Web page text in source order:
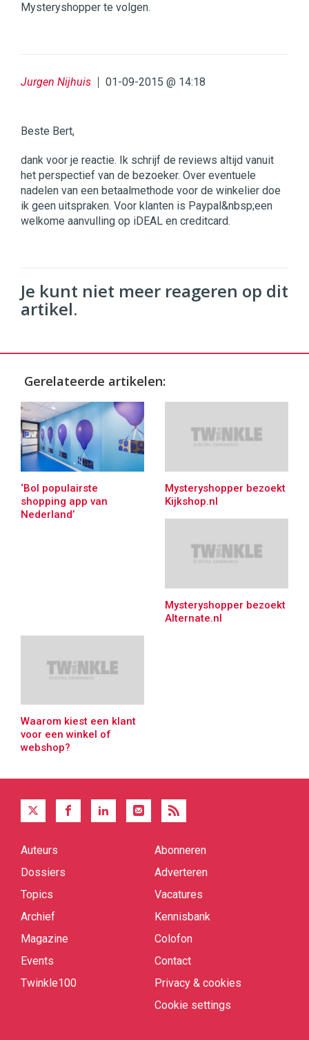
Mysteryshopper te volgen.
Jurgen Nijhuis 01-09-2015 @ 14:18
Beste Bert,
dank voor je reactie. Ik schrijf de reviews altijd vanuit
het perspectief van de bezoeker. Over eventuele
nadelen van een betaalmethode voor de winkelier doe
ik geen uitspraken. Voor klanten is Paypal&nbsp;een
welkome aanvulling op iDEAL en creditcard.
Je kunt niet meer reageren op dit
artikel.
Gerelateerde artikelen:
‘Bol populairste
shopping app van
Nederland’
Mysteryshopper bezoekt
Kijkshop.nl
Mysteryshopper bezoekt
Alternate.nl
Waarom kiest een klant
voor een winkel of
webshop?
Quick
Auteurs
Dossiers
Topics
Archief
Magazine
Events
Twinkle100
Abonneren
Adverteren
Vacatures
Kennisbank
Colofon
Contact
Privacy & cookies
Cookie settings